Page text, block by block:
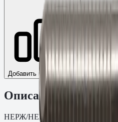
Добавить к сравнению
Описание
НЕРЖ/НЕРЖ Стандартный